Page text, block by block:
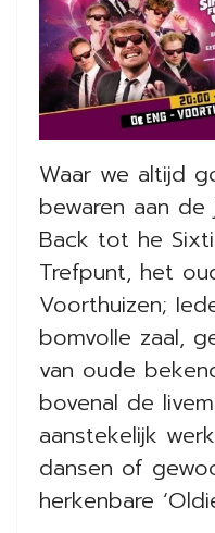
Waar we altijd
bewaren aan
Back tot he
Trefpunt, het
Voorthuizen;
bomvolle zaal,
van oude
bovenal de
aanstekelijk
dansen of
herkenbare